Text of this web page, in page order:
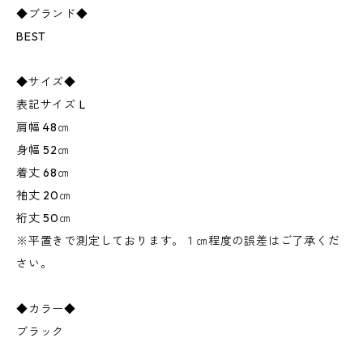
◆ブランド◆
BEST
◆サイズ◆
表記サイズ L
肩幅 48㎝
身幅 52㎝
着丈 68㎝
袖丈 20㎝
裄丈 50㎝
※平置きで測定しております。１㎝程度の誤差はご了承くだ
さい。
◆カラー◆
ブラック